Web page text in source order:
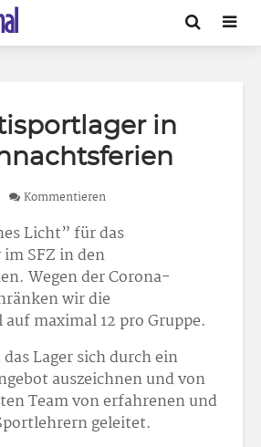
in
Kommentieren
Licht” für das
SFZ in den
Wegen der Corona-
wir die
maximal 12 pro Gruppe.
Lager sich durch ein
auszeichnen und von
Team von erfahrenen und
geleitet.